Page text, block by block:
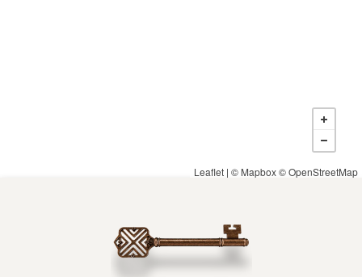
Leaflet | © Mapbox©OpenStreetMap